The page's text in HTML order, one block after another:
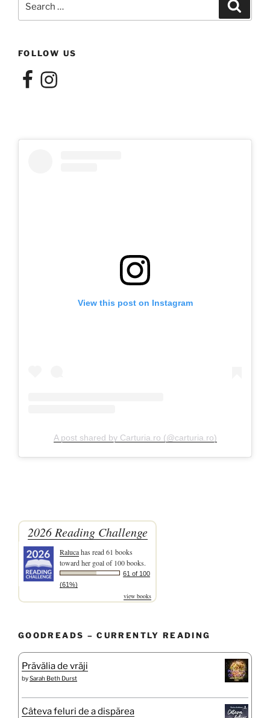
for:
FOLLOW US
FacebookInstagram
View this post on Instagram
A post shared by Carturia.ro (@carturia.ro)
2026 Reading Challenge
Ralucahas read 61 books
toward her goal of 100 books.
61 of 100
(61%)
view books
GOODREADS – CURRENTLY READING
Prăvălia de vrăji
bySarah Beth Durst
Câteva feluri de a dispărea